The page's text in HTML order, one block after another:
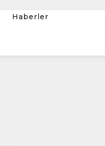
Haberler